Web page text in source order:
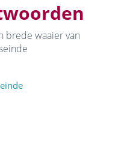
brede waaier van